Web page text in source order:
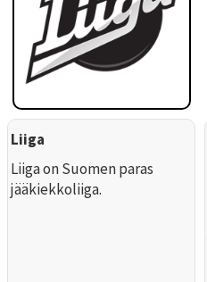
Liiga
Liiga on Suomen paras
jääkiekkoliiga.